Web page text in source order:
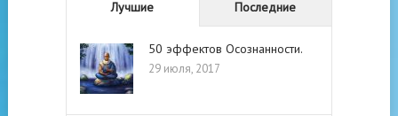
Лучшие Последние
50 эффектов Осознанности.
29 июля, 2017